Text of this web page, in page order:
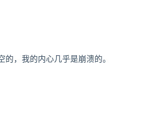
，我的内心几乎是崩溃的。